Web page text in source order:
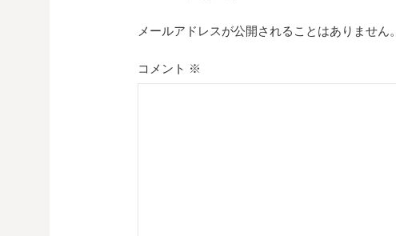
ー
シ
メールアドレスが公開されることはありません。
コメント ※